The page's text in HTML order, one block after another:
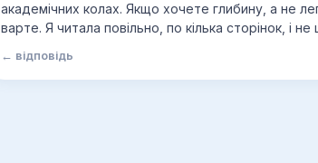
академічних колах. Якщо хочете глибину, а не
варте. Я читала повільно, по кілька сторінок, і
← відповідь